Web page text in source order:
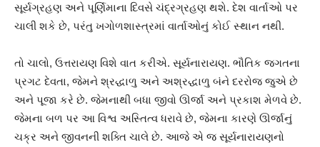
સૂર્યગ્રહણ અને પૂર્ણિમાના દિવસે ચંદ્રગ્રહણ થશે. દેશ વાર્તાઓ પર
ચાલી શકે છે, પરંતુ ખગોળશાસ્ત્રમાં વાર્તાઓનું કોઈ સ્થાન નથી.
તો ચાલો, ઉત્તરાયણ વિશે વાત કરીએ. સૂર્યનારાયણ. ભૌતિક જગતના
પ્રગટ દેવતા, જેમને શ્રદ્ધાળુ અને અશ્રદ્ધાળુ બંને દરરોજ જુએ છે
અને પૂજા કરે છે. જેમનાથી બધા જીવો ઊર્જા અને પ્રકાશ મેળવે છે.
જેમના બળ પર આ વિશ્વ અસ્તિત્વ ધરાવે છે, જેમના કારણે ઊર્જાનું
ચક્ર અને જીવનની શક્તિ ચાલે છે. આજે એ જ સૂર્યનારાયણનો